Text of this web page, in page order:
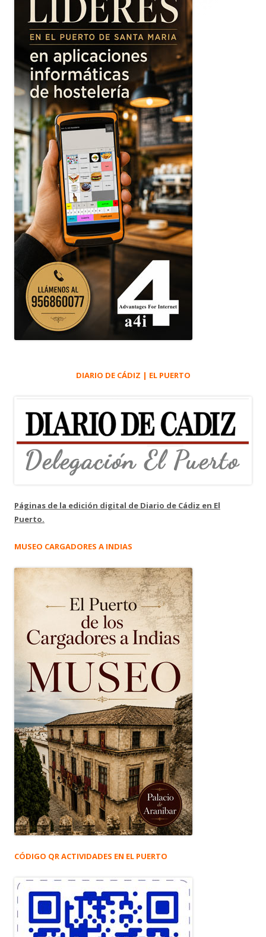
DIARIO DE CÁDIZ | EL PUERTO
Páginas de la edición digital de Diario de Cádiz en El
Puerto.
MUSEO CARGADORES A INDIAS
CÓDIGO QR ACTIVIDADES EN EL PUERTO